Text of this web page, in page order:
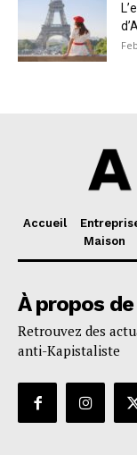
Accueil
Maison
À propos
Retrouvez des
anti-Kapistaliste